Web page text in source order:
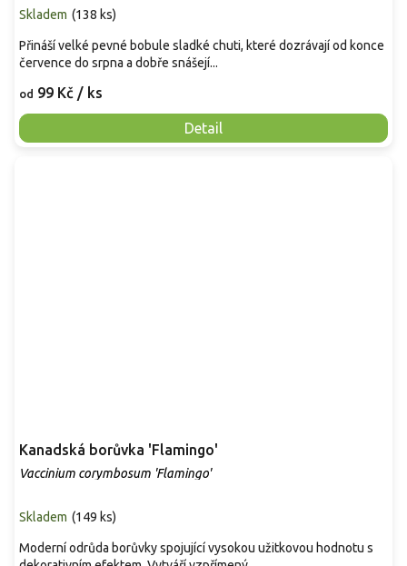
Skladem (138 ks)
od 99 Kč / ks
Detail
Přináší velké pevné bobule sladké chuti, které dozrávají od konce
července do srpna a dobře snášejí...
Kanadská borůvka 'Flamingo'
Vaccinium corymbosum 'Flamingo'
Skladem (149 ks)
Moderní odrůda borůvky spojující vysokou užitkovou hodnotu s